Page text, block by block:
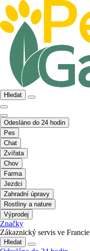
Hledat
Odesláno do 24 hodin
Pes
Chat
Zvířata
Chov
Farma
Jezdci
Zahradní úpravy
Rostliny a nature
Výprodej
Značky
Zákaznický servis ve Francie
Hledat